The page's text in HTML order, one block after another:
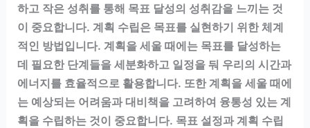
하고 작은 성취를 통해 목표 달성의 성취감을 느끼는 것
이 중요합니다. 계획 수립은 목표를 실현하기 위한 체계
적인 방법입니다. 계획을 세울 때에는 목표를 달성하는
데 필요한 단계들을 세분화하고 일정을 둬 우리의 시간과
에너지를 효율적으로 활용합니다. 또한 계획을 세울 때에
는 예상되는 어려움과 대비책을 고려하여 융통성 있는 계
획을 수립하는 것이 중요합니다. 목표 설정과 계획 수립